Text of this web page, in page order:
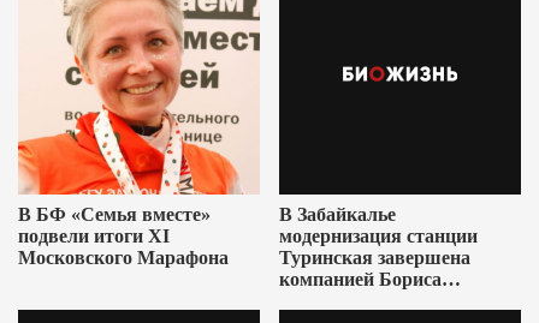
В БФ «Семья вместе»
подвели итоги XI
Московского Марафона
В Забайкалье
модернизация станции
Туринская завершена
компанией Бориса